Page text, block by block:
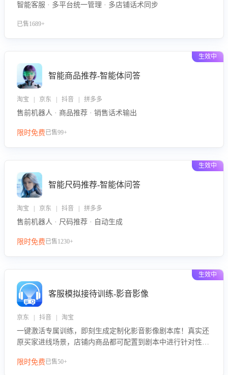
智能客服 · 多平台统一管理 · 多店铺话术同步
已售1689+
生效中
智能商品推荐-智能体问答
淘宝 | 京东 | 抖音 | 拼多多
售前机器人 · 商品推荐 · 销售话术输出
限时免费已售99+
生效中
智能尺码推荐-智能体问答
淘宝 | 京东 | 抖音 | 拼多多
售前机器人 · 尺码推荐 · 自动生成
限时免费已售1230+
生效中
客服模拟接待训练-影音影像
京东 | 抖音 | 淘宝
一键激活专属训练，即刻生成定制化影音影像剧本库！真实还
原买家进线场景，店铺内商品都可配置到剧本中进行针对性训
即开通”，快速获取影音影像类目剧本，一键开启客服培训。
限时免费已售50+